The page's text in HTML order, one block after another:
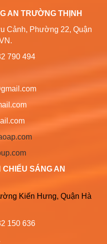
AN TRƯỜNG THỊNH
Cảnh, Phường 22, Quận
790 494
SÁNG AN
Kiến Hưng, Quận Hà
150 636